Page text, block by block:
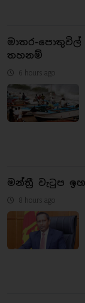
මාතර-පොතුවිල්
තහනම්
6 hours ago
මන්ත්‍රී වැටුප
8 hours ago